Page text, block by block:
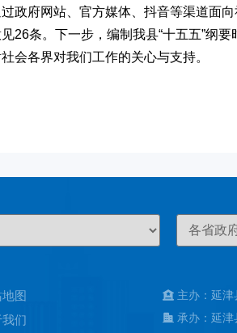
政府网站、官方媒体、抖音等渠道面
26条。下一步，编制我县“十五五”纲
会各界对我们工作的关心与支持。
图
们
主办：延
承办：延